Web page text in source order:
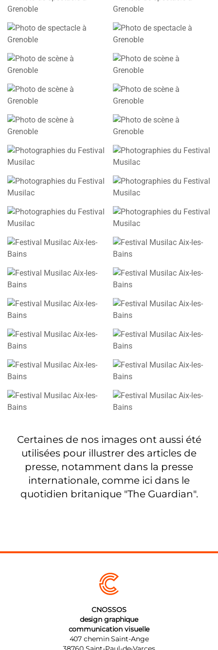
Certaines de nos images ont aussi été
utilisées pour illustrer des articles de
presse, notamment dans la presse
internationale, comme ici dans le
quotidien britanique "The Guardian".
CNOSSOS
design graphique
communication visuelle
407 chemin Saint-Ange